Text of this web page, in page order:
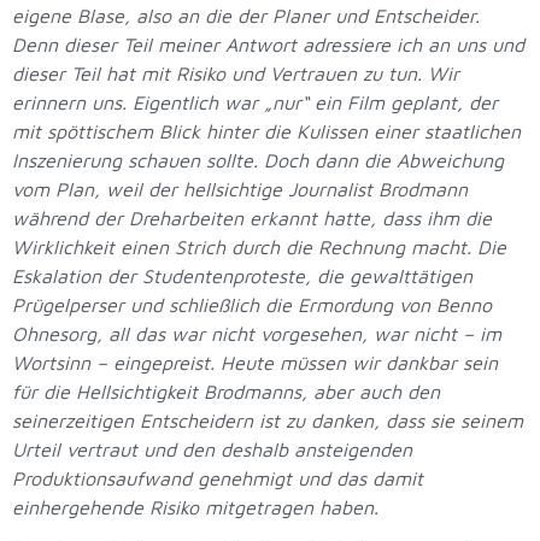
eigene Blase, also an die der Planer und Entscheider.
Denn dieser Teil meiner Antwort adressiere ich an uns und
dieser Teil hat mit Risiko und Vertrauen zu tun. Wir
erinnern uns. Eigentlich war „nur“ ein Film geplant, der
mit spöttischem Blick hinter die Kulissen einer staatlichen
Inszenierung schauen sollte. Doch dann die Abweichung
vom Plan, weil der hellsichtige Journalist Brodmann
während der Dreharbeiten erkannt hatte, dass ihm die
Wirklichkeit einen Strich durch die Rechnung macht. Die
Eskalation der Studentenproteste, die gewalttätigen
Prügelperser und schließlich die Ermordung von Benno
Ohnesorg, all das war nicht vorgesehen, war nicht – im
Wortsinn – eingepreist. Heute müssen wir dankbar sein
für die Hellsichtigkeit Brodmanns, aber auch den
seinerzeitigen Entscheidern ist zu danken, dass sie seinem
Urteil vertraut und den deshalb ansteigenden
Produktionsaufwand genehmigt und das damit
einhergehende Risiko mitgetragen haben.